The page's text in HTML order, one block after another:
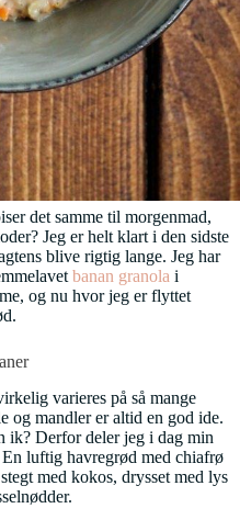
det samme til morgenmad,
Jeg er helt klart i den sidste
blive rigtig lange. Jeg har
banan granola i
og nu hvor jeg er flyttet
varieres på så mange
og mandler er altid en god ide.
ik? Derfor deler jeg i dag min
luftig havregrød med chiafrø
med kokos, drysset med lys